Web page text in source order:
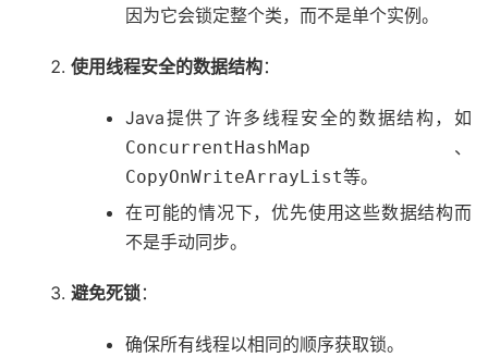
因为它会锁定整个类，而不是单个实例。
使用线程安全的数据结构：
Java提供了许多线程安全的数据结构，如
ConcurrentHashMap 、
CopyOnWriteArrayList等。
在可能的情况下，优先使用这些数据结构而
不是手动同步。
避免死锁 ：
确保所有线程以相同的顺序获取锁。